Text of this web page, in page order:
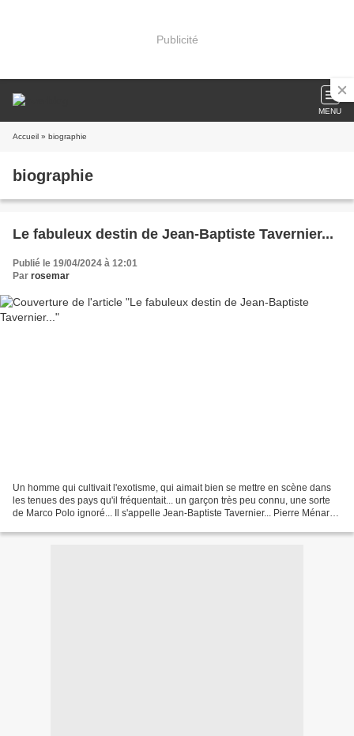
Publicité
MENU
Accueil » biographie
biographie
Le fabuleux destin de Jean-Baptiste Tavernier...
Publié le 19/04/2024 à 12:01
Par rosemar
Un homme qui cultivait l'exotisme, qui aimait bien se mettre en scène dans
les tenues des pays qu'il fréquentait... un garçon très peu connu, une sorte
de Marco Polo ignoré... Il s'appelle Jean-Baptiste Tavernier... Pierre Ménard